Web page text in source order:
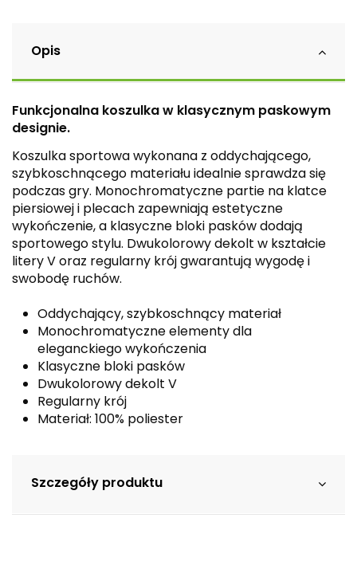
Opis
Funkcjonalna koszulka w klasycznym paskowym
designie.
Koszulka sportowa wykonana z oddychającego,
szybkoschnącego materiału idealnie sprawdza się
podczas gry. Monochromatyczne partie na klatce
piersiowej i plecach zapewniają estetyczne
wykończenie, a klasyczne bloki pasków dodają
sportowego stylu. Dwukolorowy dekolt w kształcie
litery V oraz regularny krój gwarantują wygodę i
swobodę ruchów.
Oddychający, szybkoschnący materiał
Monochromatyczne elementy dla
eleganckiego wykończenia
Klasyczne bloki pasków
Dwukolorowy dekolt V
Regularny krój
Materiał: 100% poliester
Szczegóły produktu